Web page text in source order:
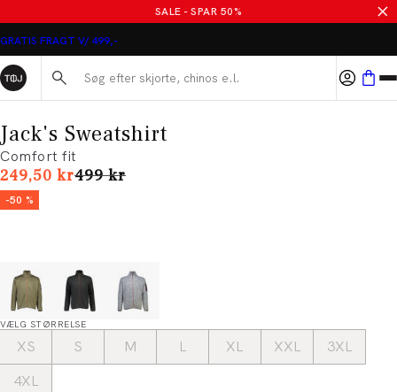
SALE - SPAR 50%
GRATIS FRAGT V/ 499,-
Søg her...
Jack's Sweatshirt
Comfort fit
249,50 krI alt (uden rabat)
499 kr
-50 %
VÆLG STØRRELSE
XS S M L XL XXL
3XL
4XL